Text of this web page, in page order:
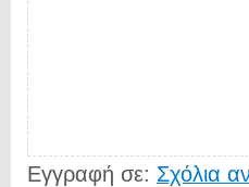
Εγγραφή σε: Σχόλια